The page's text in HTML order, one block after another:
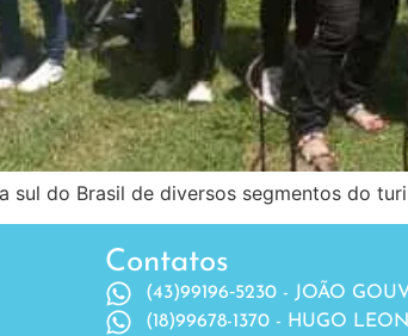
sul do Brasil de diversos segmentos do
Contatos
(43)99196‐5230 - JOÃO
(18)99678-1370 - HUGO